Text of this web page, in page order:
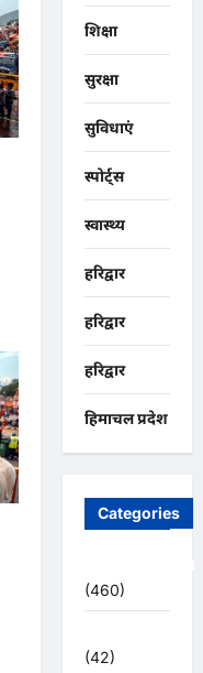
शिक्षा
सुरक्षा
सुविधाएं
स्पोर्ट्स
स्वास्थ्य
हरिद्वार
हरिद्वार
हरिद्वार
हिमाचल प्रदेश
Categories
(460)
(42)